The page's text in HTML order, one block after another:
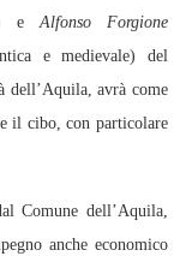
eAlfonso Forgione
e medievale) del
dell’Aquila, avrà come
il cibo, con particolare
Comune dell’Aquila,
anche economico